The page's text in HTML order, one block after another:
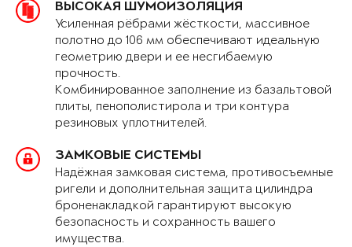
ВЫСОКАЯ ШУМОИЗОЛЯЦИЯ
Усиленная рёбрами жёсткости, массивное
полотно до 106 мм обеспечивают идеальную
геометрию двери и ее несгибаемую
прочность.
Комбинированное заполнение из базальтовой
плиты, пенополистирола и три контура
резиновых уплотнителей.
ЗАМКОВЫЕ СИСТЕМЫ
Надёжная замковая система, противосъемные
ригели и дополнительная защита цилиндра
броненакладкой гарантируют высокую
безопасность и сохранность вашего
имущества.